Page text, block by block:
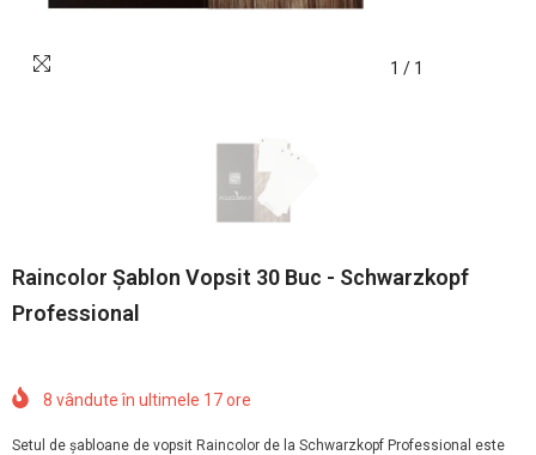
1 / 1
Raincolor Șablon Vopsit 30 Buc - Schwarzkopf
Professional
8 vândute în ultimele 17ore
Setul de șabloane de vopsit Raincolor de la Schwarzkopf Professional este